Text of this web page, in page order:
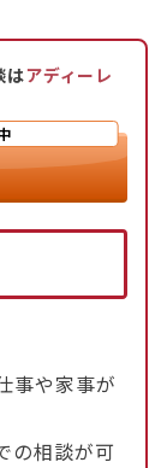
はアディーレ
事や家事が
の相談が可